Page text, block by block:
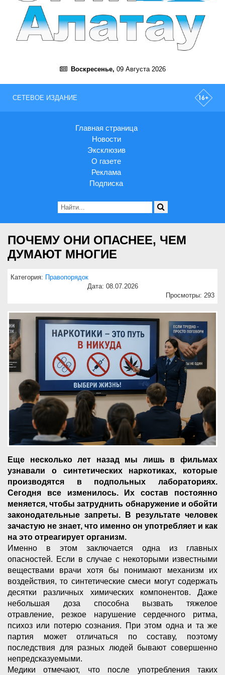
Воскресенье, 09 Августа 2026
СЕТЕВОЕ ИЗДАНИЕ
Главная страница
Новости
Эксклюзив
О газете
Реклама
Подписка
ПОЧЕМУ ОНИ ОПАСНЕЕ, ЧЕМ
ДУМАЮТ МНОГИЕ
Категория: Правопорядок
Дата: 08.07.2026
Просмотры: 293
Еще несколько лет назад мы лишь в фильмах
узнавали о синтетических наркотиках, которые
производятся в подпольных лабораториях.
Сегодня все изменилось. Их состав постоянно
меняется, чтобы затруднить обнаружение и обойти
законодательные запреты. В результате человек
зачастую не знает, что именно он употребляет и как
на это отреагирует организм.
Именно в этом заключается одна из главных
опасностей. Если в случае с некоторыми известными
веществами врачи хотя бы понимают механизм их
воздействия, то синтетические смеси могут содержать
десятки различных химических компонентов. Даже
небольшая доза способна вызвать тяжелое
отравление, резкое нарушение сердечного ритма,
психоз или потерю сознания. При этом одна и та же
партия может отличаться по составу, поэтому
последствия для разных людей бывают совершенно
непредсказуемыми.
Медики отмечают, что после употребления таких